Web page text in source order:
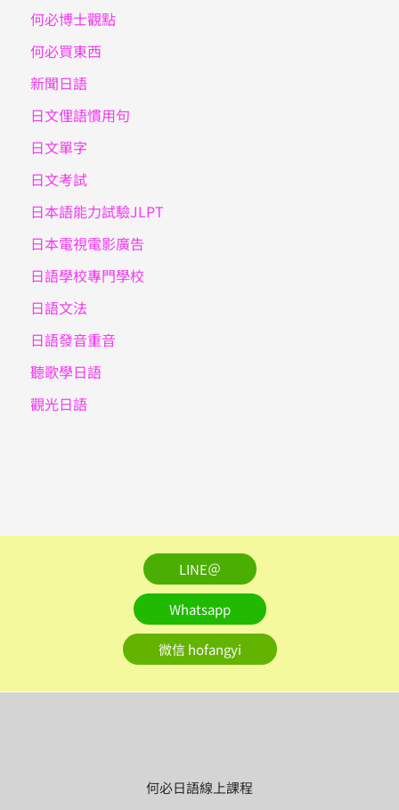
何必博士觀點
何必買東西
新聞日語
日文俚語慣用句
日文單字
日文考試
日本語能力試驗JLPT
日本電視電影廣告
日語學校專門學校
日語文法
日語發音重音
聽歌學日語
觀光日語
LINE＠
Whatsapp
微信 hofangyi
何必日語線上課程